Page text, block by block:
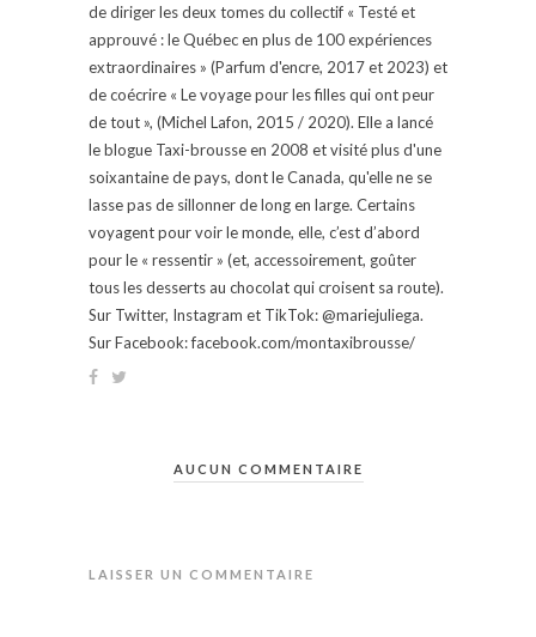
de diriger les deux tomes du collectif « Testé et
approuvé : le Québec en plus de 100 expériences
extraordinaires » (Parfum d'encre, 2017 et 2023) et
de coécrire « Le voyage pour les filles qui ont peur
de tout », (Michel Lafon, 2015 / 2020). Elle a lancé
le blogue Taxi-brousse en 2008 et visité plus d'une
soixantaine de pays, dont le Canada, qu'elle ne se
lasse pas de sillonner de long en large. Certains
voyagent pour voir le monde, elle, c’est d’abord
pour le « ressentir » (et, accessoirement, goûter
tous les desserts au chocolat qui croisent sa route).
Sur Twitter, Instagram et TikTok: @mariejuliega.
Sur Facebook: facebook.com/montaxibrousse/
AUCUN COMMENTAIRE
LAISSER UN COMMENTAIRE